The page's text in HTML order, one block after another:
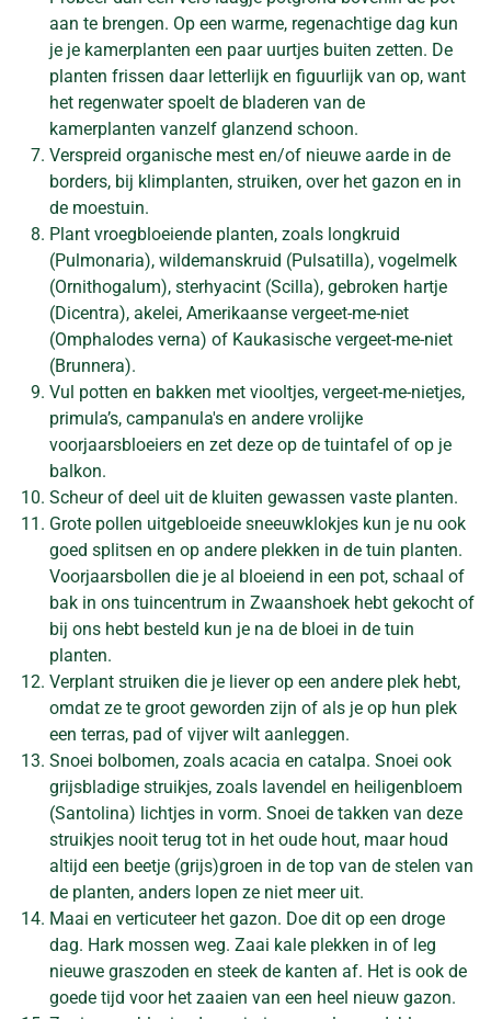
aan te brengen. Op een warme, regenachtige dag kun
je je kamerplanten een paar uurtjes buiten zetten. De
planten frissen daar letterlijk en figuurlijk van op, want
het regenwater spoelt de bladeren van de
kamerplanten vanzelf glanzend schoon.
Verspreid organische mest en/of nieuwe aarde in de
borders, bij klimplanten, struiken, over het gazon en in
de moestuin.
Plant vroegbloeiende planten, zoals longkruid
(Pulmonaria), wildemanskruid (Pulsatilla), vogelmelk
(Ornithogalum), sterhyacint (Scilla), gebroken hartje
(Dicentra), akelei, Amerikaanse vergeet-me-niet
(Omphalodes verna) of Kaukasische vergeet-me-niet
(Brunnera).
Vul potten en bakken met viooltjes, vergeet-me-nietjes,
primula’s, campanula's en andere vrolijke
voorjaarsbloeiers en zet deze op de tuintafel of op je
balkon.
Scheur of deel uit de kluiten gewassen vaste planten.
Grote pollen uitgebloeide sneeuwklokjes kun je nu ook
goed splitsen en op andere plekken in de tuin planten.
Voorjaarsbollen die je al bloeiend in een pot, schaal of
bak in ons tuincentrum in Zwaanshoek hebt gekocht of
bij ons hebt besteld kun je na de bloei in de tuin
planten.
Verplant struiken die je liever op een andere plek hebt,
omdat ze te groot geworden zijn of als je op hun plek
een terras, pad of vijver wilt aanleggen.
Snoei bolbomen, zoals acacia en catalpa. Snoei ook
grijsbladige struikjes, zoals lavendel en heiligenbloem
(Santolina) lichtjes in vorm. Snoei de takken van deze
struikjes nooit terug tot in het oude hout, maar houd
altijd een beetje (grijs)groen in de top van de stelen van
de planten, anders lopen ze niet meer uit.
Maai en verticuteer het gazon. Doe dit op een droge
dag. Hark mossen weg. Zaai kale plekken in of leg
nieuwe graszoden en steek de kanten af. Het is ook de
goede tijd voor het zaaien van een heel nieuw gazon.